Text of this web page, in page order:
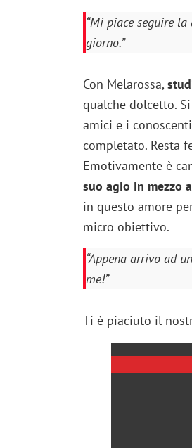
“Mi piace seguire
giorno.”
Con Melarossa,
qualche dolcetto.
amici e i
completato. Resta
Emotivamente è
suo agio in mezzo
in questo amore
micro obiettivo.
“Appena arrivo ad
me!”
Ti è piaciuto il